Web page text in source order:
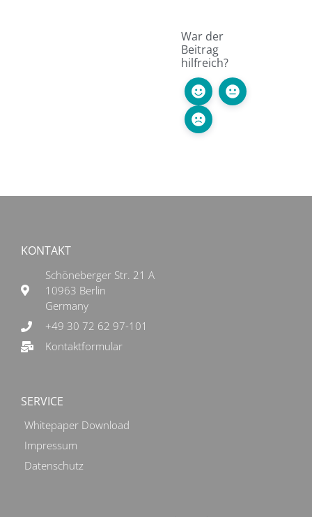
War der
Beitrag
hilfreich?
SERVICE
Whitepaper Download
Impressum
Datenschutz
KONTAKT
Schöneberger Str. 21 A
10963 Berlin
Germany
+49 30 72 62 97-101
Kontaktformular